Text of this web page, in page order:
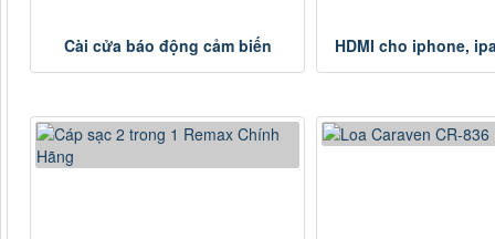
Cài cửa báo động cảm biến HDMI cho iphone,